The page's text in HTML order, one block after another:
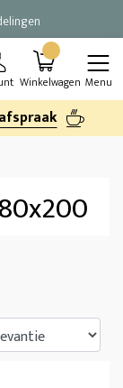
Winkelwagen Menu